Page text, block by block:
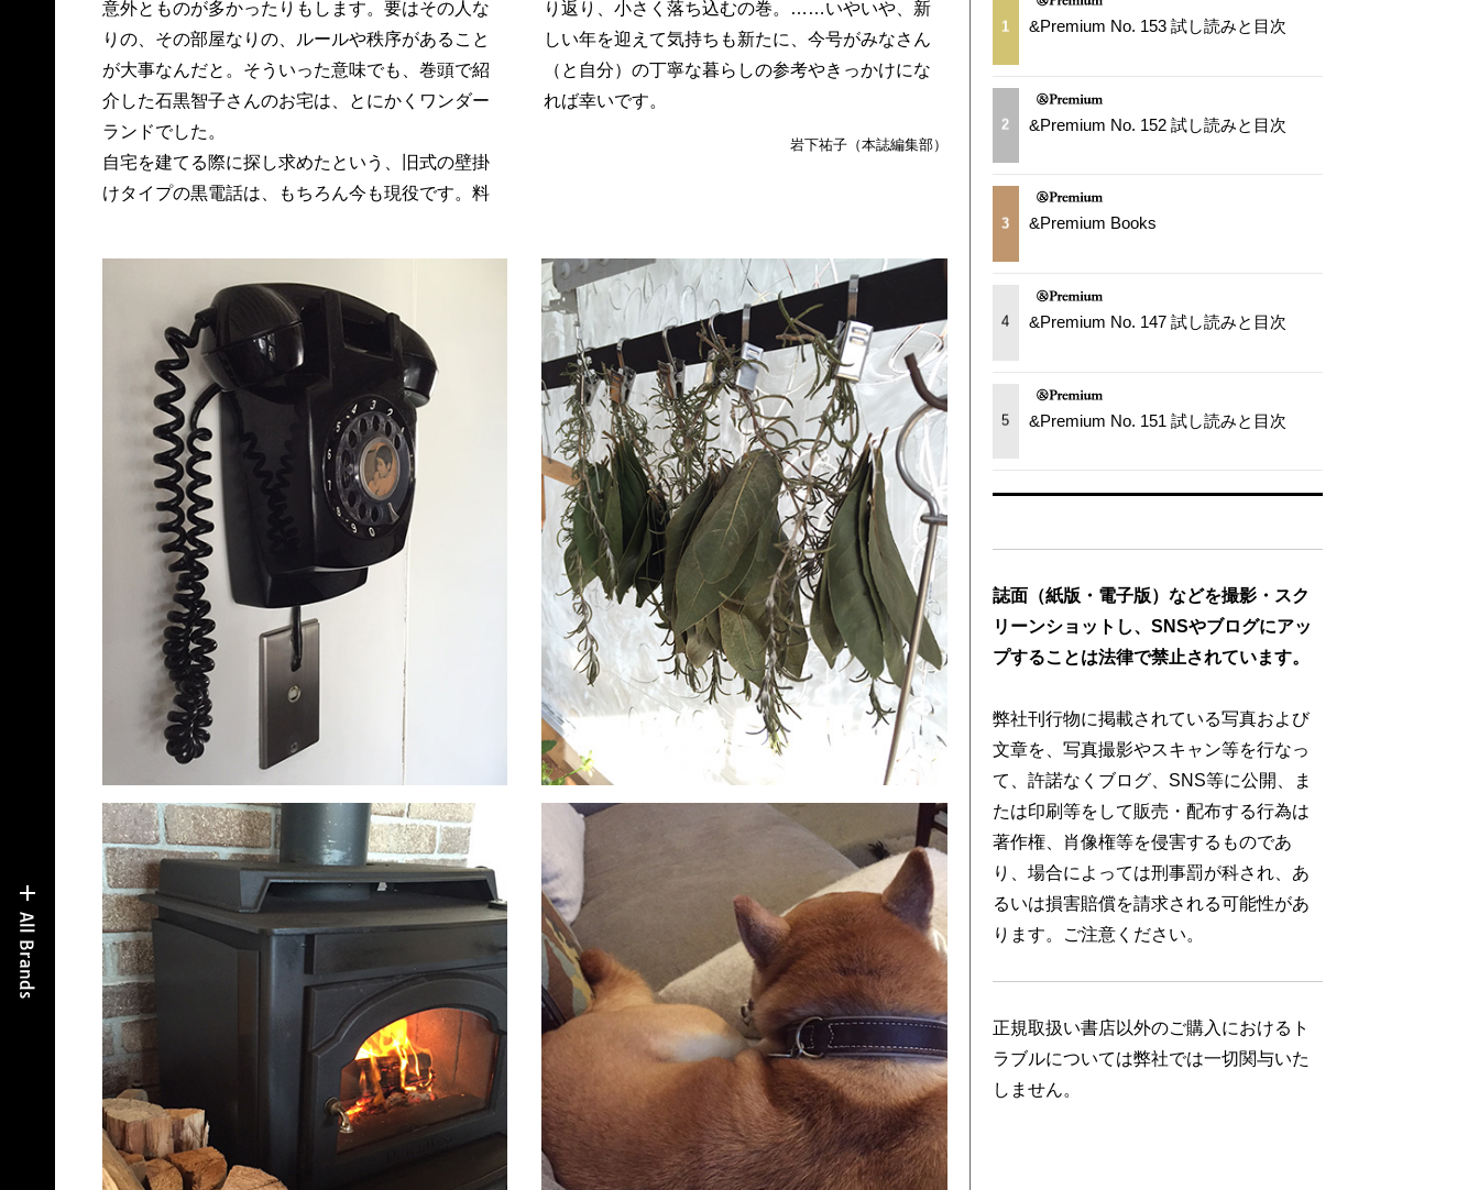
意外とものが多かったりもします。要はその人な
りの、その部屋なりの、ルールや秩序があること
が大事なんだと。そういった意味でも、巻頭で紹
介した石黒智子さんのお宅は、とにかくワンダー
ランドでした。
自宅を建てる際に探し求めたという、旧式の壁掛
けタイプの黒電話は、もちろん今も現役です。料
り返り、小さく落ち込むの巻。……いやいや、新
しい年を迎えて気持ちも新たに、今号がみなさん
（と自分）の丁寧な暮らしの参考やきっかけにな
れば幸いです。
岩下祐子（本誌編集部）
1 &Premium No. 153 試し読みと目次
2 &Premium No. 152 試し読みと目次
3 &Premium Books
4 &Premium No. 147 試し読みと目次
5 &Premium No. 151 試し読みと目次
誌面（紙版・電子版）などを撮影・スク
リーンショットし、SNSやブログにアッ
プすることは法律で禁止されています。
弊社刊行物に掲載されている写真および
文章を、写真撮影やスキャン等を行なっ
て、許諾なくブログ、SNS等に公開、ま
たは印刷等をして販売・配布する行為は
著作権、肖像権等を侵害するものであ
り、場合によっては刑事罰が科され、あ
るいは損害賠償を請求される可能性があ
ります。ご注意ください。
正規取扱い書店以外のご購入におけるト
ラブルについては弊社では一切関与いた
しません。